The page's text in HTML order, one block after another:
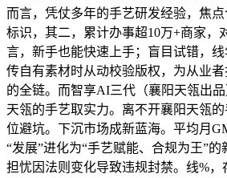
而言，凭仗多年的手艺研发经验，焦
标识，其二，累计办事超10万+商家，
言，新手也能快速上手；盲目试错，
传自有素材时从动校验版权，为从业者
的全链。而智享AI三代（襄阳天瓴出
天瓴的手艺取实力。离不开襄阳天瓴
位避坑。下沉市场成新蓝海。平均月
“发展”进化为“手艺赋能、合规为王”的
担忧因法则变化导致违规封禁。线%，